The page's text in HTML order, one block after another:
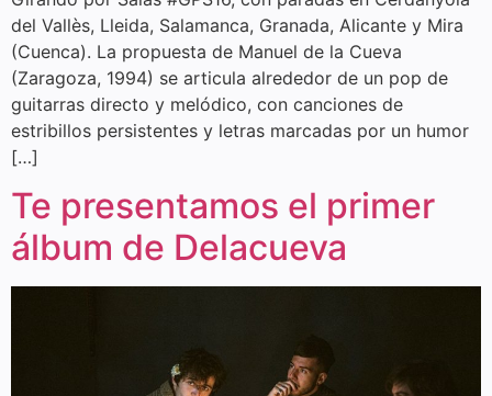
del Vallès, Lleida, Salamanca, Granada, Alicante y Mira
(Cuenca). La propuesta de Manuel de la Cueva
(Zaragoza, 1994) se articula alrededor de un pop de
guitarras directo y melódico, con canciones de
estribillos persistentes y letras marcadas por un humor
[…]
Te presentamos el primer
álbum de Delacueva